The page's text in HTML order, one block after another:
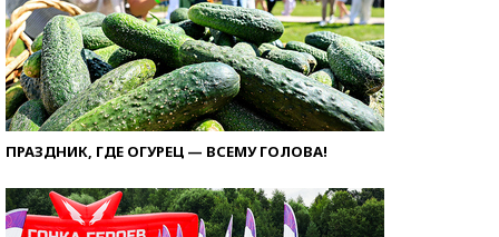
ПРАЗДНИК, ГДЕ ОГУРЕЦ — ВСЕМУ ГОЛОВА!